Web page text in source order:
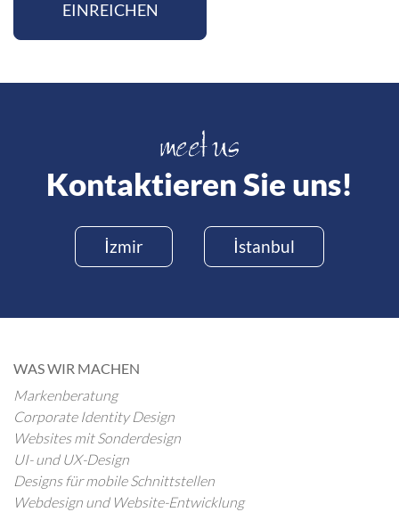
EINREICHEN
Kontaktieren Sie uns!
İzmir İstanbul
WAS WIR MACHEN
Markenberatung
Corporate Identity Design
Websites mit Sonderdesign
UI- und UX-Design
Designs für mobile Schnittstellen
Webdesign und Website-Entwicklung